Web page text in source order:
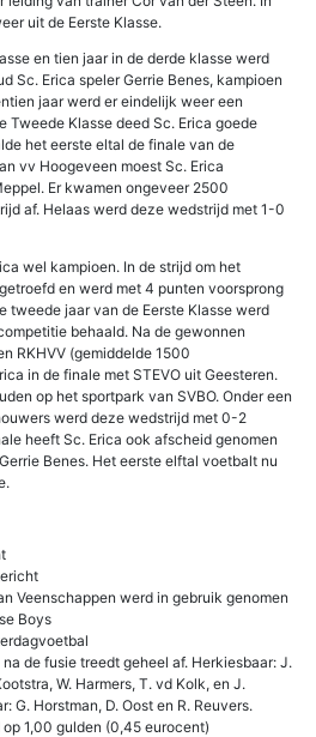
uit de Eerste Klasse.
en tien jaar in de derde klasse werd
Sc. Erica speler Gerrie Benes, kampioen
jaar werd er eindelijk weer een
Tweede Klasse deed Sc. Erica goede
het eerste eltal de finale van de
vv Hoogeveen moest Sc. Erica
Er kwamen ongeveer 2500
af. Helaas werd deze wedstrijd met 1-0
wel kampioen. In de strijd om het
en werd met 4 punten voorsprong
tweede jaar van de Eerste Klasse werd
behaald. Na de gewonnen
RKHVV (gemiddelde 1500
in de finale met STEVO uit Geesteren.
op het sportpark van SVBO. Onder een
werd deze wedstrijd met 0-2
heeft Sc. Erica ook afscheid genomen
Benes. Het eerste elftal voetbalt nu
Veenschappen werd in gebruik genomen
Boys
de fusie treedt geheel af. Herkiesbaar: J.
W. Harmers, T. vd Kolk, en J.
G. Horstman, D. Oost en R. Reuvers.
1,00 gulden (0,45 eurocent)